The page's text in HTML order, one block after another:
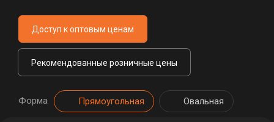
Доступ к оптовым ценам
Рекомендованные розничные цены
Форма Прямоугольная Овальная